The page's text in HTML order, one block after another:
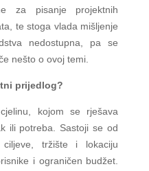
za pisanje projektnih
te stoga vlada mišljenje
nedostupna, pa se
nešto o ovoj temi.
prijedlog?
kojom se rješava
ili potreba. Sastoji se od
tržište i lokaciju
i ograničen budžet.